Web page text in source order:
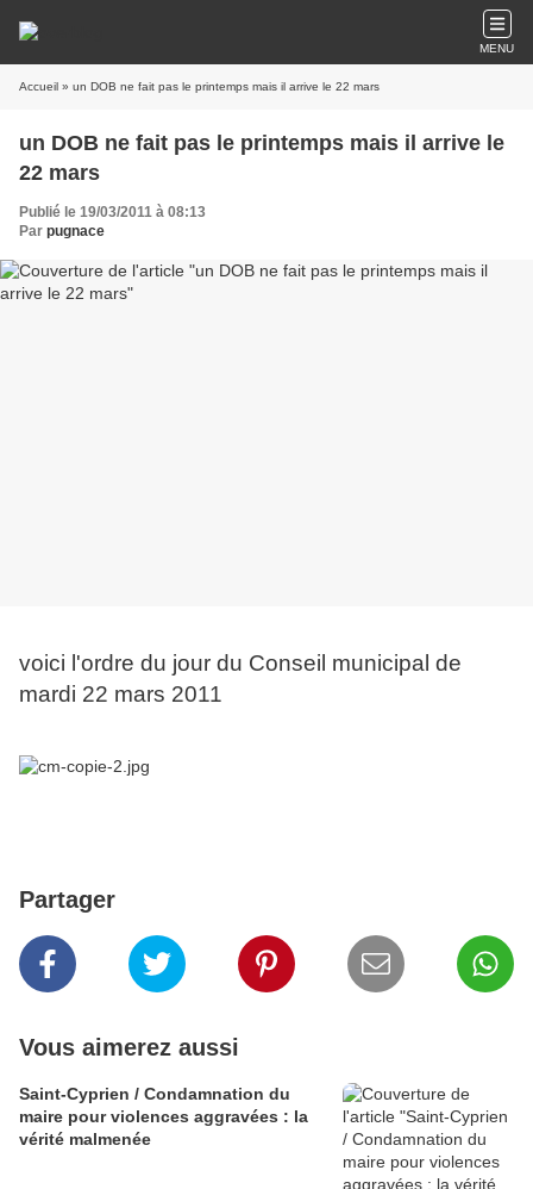
MENU
Accueil » un DOB ne fait pas le printemps mais il arrive le 22 mars
un DOB ne fait pas le printemps mais il arrive le
22 mars
Publié le 19/03/2011 à 08:13
Par pugnace
voici l'ordre du jour du Conseil municipal de
mardi 22 mars 2011
Partager
Vous aimerez aussi
Saint-Cyprien / Condamnation du
maire pour violences aggravées : la
vérité malmenée